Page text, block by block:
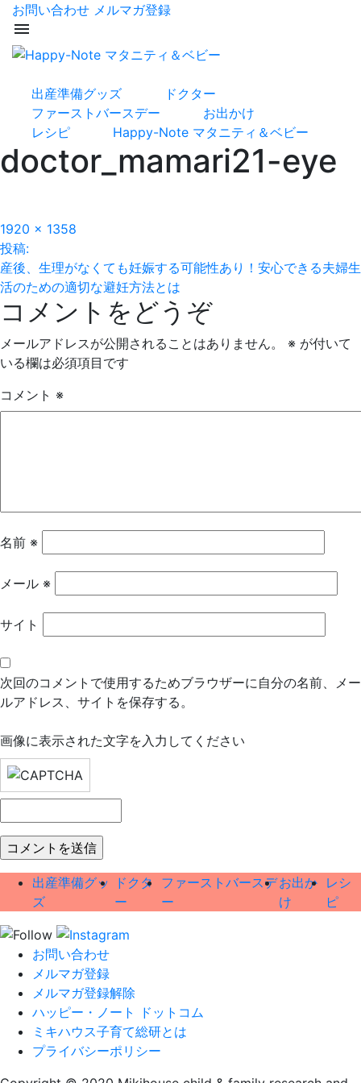
お問い合わせ メルマガ登録
menu
出産準備グッズ
ドクター
ファーストバースデー
お出かけ
レシピ
Happy-Note マタニティ＆ベビー
doctor_mamari21-eye
フ
ル
サ
イ
ズ
1920 × 1358
投
稿
ナ
ビ
ゲ
ー
投稿:
産後、生理がなくても妊娠する可能性あり！安心できる夫婦生
活のための適切な避妊方法とは
コメントをどうぞ
メールアドレスが公開されることはありません。 ※ が付いて
いる欄は必須項目です
コメント ※
名前 ※
メール ※
サイト
次回のコメントで使用するためブラウザーに自分の名前、メー
ルアドレス、サイトを保存する。
画像に表示された文字を入力してください
出産準備グッ
ズ
ドクタ
ー
ファーストバースデ
ー
お出か
け
レシ
ピ
お問い合わせ
メルマガ登録
メルマガ登録解除
ハッピー・ノート ドットコム
ミキハウス子育て総研とは
プライバシーポリシー